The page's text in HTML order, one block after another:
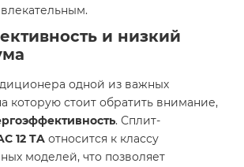
и низкий
одной из важных
которую стоит обратить внимание,
. Сплит-
12 TA относится к классу
моделей, что позволяет